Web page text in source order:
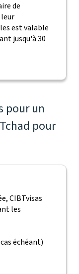
de
est valable
jusqu'à 30
pour un
pour
CIBTvisas
les
échéant)